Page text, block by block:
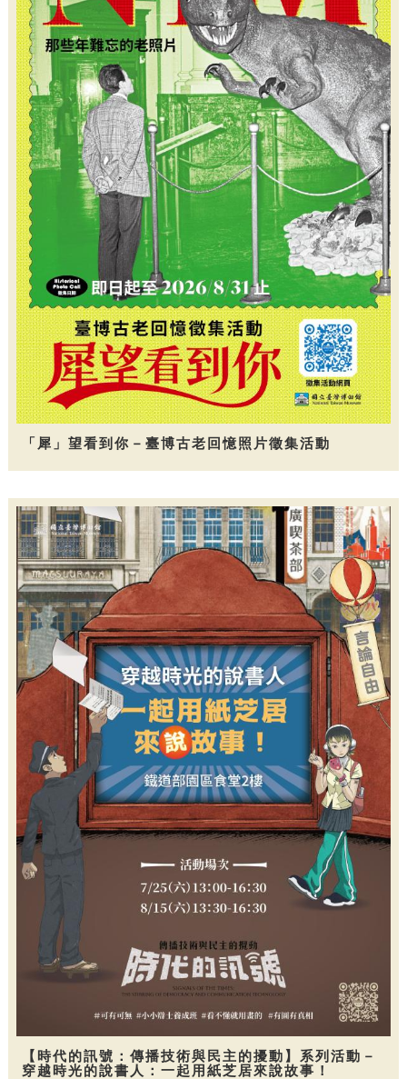
「犀」望看到你－臺博古老回憶照片徵集活動
【時代的訊號：傳播技術與民主的擾動】系列活動－
穿越時光的說書人：一起用紙芝居來說故事！